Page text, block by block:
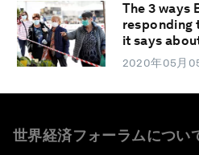
The 3 ways
responding
it says
2020年05月
世界経済フォーラムについ